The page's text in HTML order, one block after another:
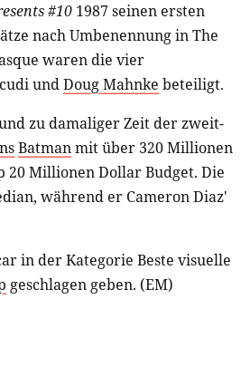
#10 1987 seinen ersten
nach Umbenennung in The
waren die vier
undDoug Mahnke beteiligt.
zu damaliger Zeit der zweit-
Batmanmit über 320 Millionen
Millionen Dollar Budget. Die
während er Cameron Diaz'
in der Kategorie Beste visuelle
geschlagen geben. (EM)